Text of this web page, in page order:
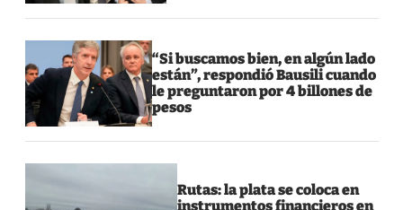
“Si buscamos bien, en algún lado
están”, respondió Bausili cuando
le preguntaron por 4 billones de
pesos
Rutas: la plata se coloca en
instrumentos financieros en